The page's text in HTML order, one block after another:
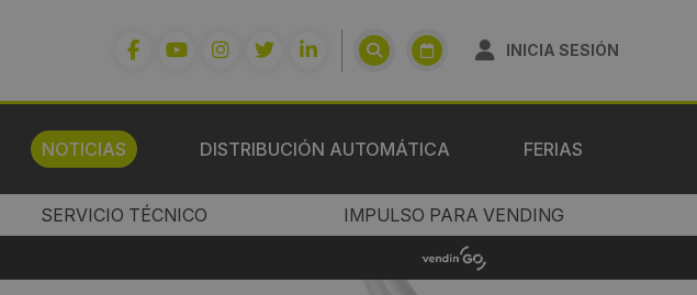
INICIA SESIÓN
NOTICIAS DISTRIBUCIÓN AUTOMÁTICA FERIAS
SERVICIO TÉCNICO IMPULSO PARA VENDING